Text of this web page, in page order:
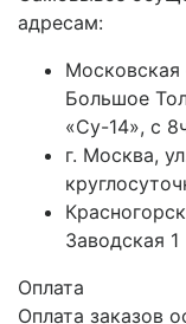
адресам:
Московская
Большое
«Су-14», с
г. Москва,
Заводская 1
Оплата
Оплата заказов